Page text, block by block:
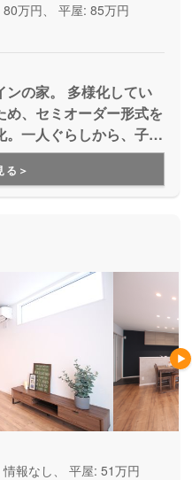
万円、 平屋: 85万円
の家。 多様化してい
、セミオーダー形式を
一人ぐらしから、子ど
ザーなど多様な暮らし
、お料理やDIYの趣味
こと。自由設計でしか
ます。
る＞
情報なし、 平屋: 51万円